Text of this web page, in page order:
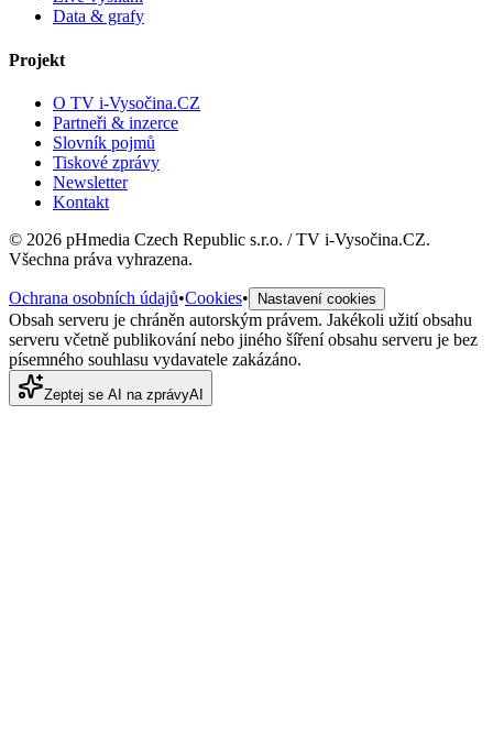
Data & grafy
Projekt
O TV i-Vysočina.CZ
Partneři & inzerce
Slovník pojmů
Tiskové zprávy
Newsletter
Kontakt
© 2026 pHmedia Czech Republic s.r.o. / TV i-Vysočina.CZ.
Všechna práva vyhrazena.
Ochrana osobních údajů•Cookies• Nastavení cookies
Obsah serveru je chráněn autorským právem. Jakékoli užití obsahu
serveru včetně publikování nebo jiného šíření obsahu serveru je bez
písemného souhlasu vydavatele zakázáno.
Zeptej se AI na zprávyAI